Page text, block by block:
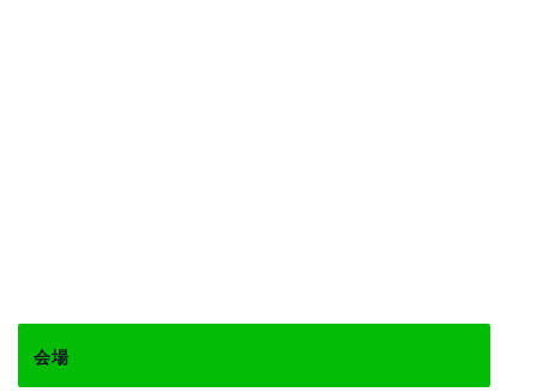
会場